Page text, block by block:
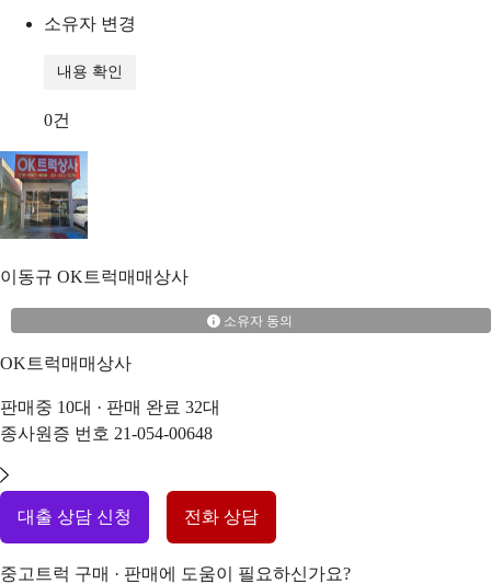
소유자 변경
내용 확인
0건
이동규 OK트럭매매상사
소유자 동의
OK트럭매매상사
판매중 10대 · 판매 완료 32대
종사원증 번호 21-054-00648
대출 상담 신청 전화 상담
중고트럭 구매 · 판매에 도움이 필요하신가요?